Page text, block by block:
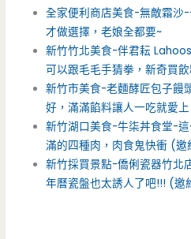
全家便利商店美食-無敵霜沙
才做選擇，老娘全都要~
新竹竹北美食-伴君耘
可以跟毛毛手猜拳，新奇買飲
新竹市美食-老麵酵匠包子饅
好，滿滿餡料讓人一吃就愛上
新竹湖口美食-牛柒丼食堂-
滿的四種肉，肉食鬼快衝 (邀
新竹採買景點-僑俐瓷器竹北
年曆瓷盤也太誘人了吧!!! (邀